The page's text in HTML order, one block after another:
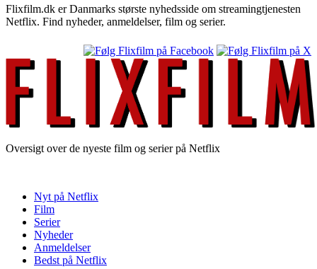
Flixfilm.dk er Danmarks største nyhedsside om streamingtjenesten
Netflix. Find nyheder, anmeldelser, film og serier.
Oversigt over de nyeste film og serier på Netflix
Nyt på Netflix
Film
Serier
Nyheder
Anmeldelser
Bedst på Netflix